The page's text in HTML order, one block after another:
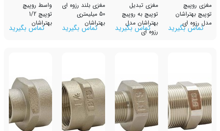
مغزی تبدیل
توپیچ به روپیچ
بهتراشان مدل
رزوه ایتماس بگیرید
مغزی بلند رزوه ای
50 میلیمتری
بهتراشان
تماس بگیرید
واسط روپیچ
توپیچ 1/2
بهتراشان
تماس بگیرید